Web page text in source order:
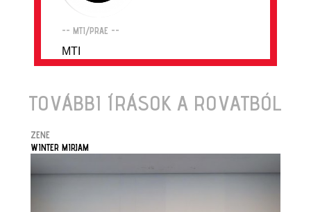
-- MTI/PRAE --
MTI
TOVÁBBI ÍRÁSOK A ROVATBÓL
ZENE
WINTER MIRJAM